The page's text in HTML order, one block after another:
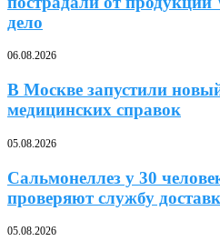
дело
06.08.2026
В Москве запустили
медицинских справок
05.08.2026
Сальмонеллез у 30
проверяют службу
05.08.2026